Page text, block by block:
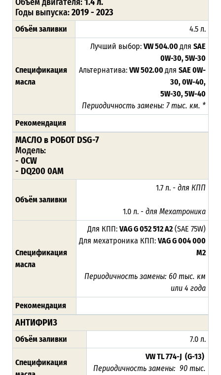
Годы выпуска:2019 - 2023
Объём заливки 4.5 л.
Спецификация
масла
Лучший выбор: VW 504.00для SAE
0W-30, 5W-30
Альтернатива: VW 502.00для SAE 0W-
30, 0W-40,
5W-30, 5W-40
Периодичность замены: 7 тыс. км. *
Рекомендация
МАСЛО в РОБОТ DSG-7
Модель:
- 0CW
- DQ200 0AM
Объём заливки
1.7 л. - для КПП
1.0 л. - для Мехатроника
Спецификация
масла
Для КПП: VAG G 052 512 A2 (SAE 75W)
Для мехатроника КПП: VAG G 004 000
M2
Периодичность замены: 60 тыс. км
или 4 года
Рекомендация
АНТИФРИЗ
Объём заливки 7.0 л.
Спецификация
VW TL 774-J (G-13)
Периодичность замены: 90 тыс.